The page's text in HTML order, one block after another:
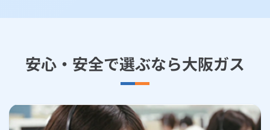
安心・安全で選ぶなら大阪ガス